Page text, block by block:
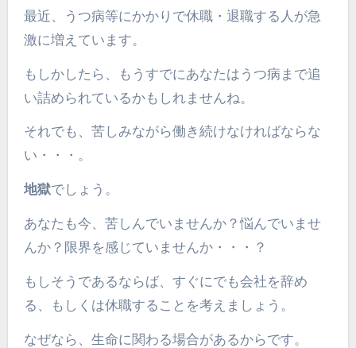
最近、うつ病等にかかりで休職・退職する人が急
激に増えています。
もしかしたら、もうすでにあなたはうつ病まで追
い詰められているかもしれませんね。
それでも、苦しみながら働き続けなければならな
い・・・。
地獄でしょう。
あなたも今、苦しんでいませんか？悩んでいませ
んか？限界を感じていませんか・・・？
もしそうであるならば、すぐにでも会社を辞め
る、もしくは休職することを考えましょう。
なぜなら、生命に関わる場合があるからです。